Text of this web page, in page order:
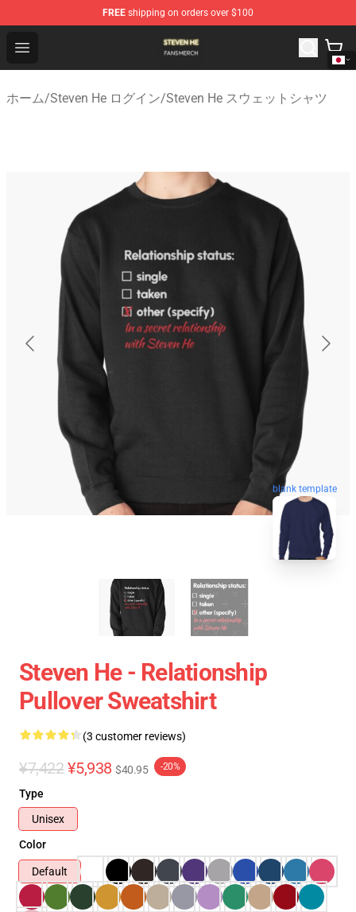
FREE shipping on orders over $100
Open menu
Steven He Shop - Official Steven He Merchandise Store
ホーム/Steven He ログイン/Steven He スウェットシャツ
blank template
Steven He - Relationship
Pullover Sweatshirt
(3 customer reviews)
¥7,422 ¥5,938 $40.95 -20%
Type
Unisex
Color
Default